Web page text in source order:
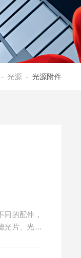
- 光源 - 光源附件
的配件，
光片、光阑